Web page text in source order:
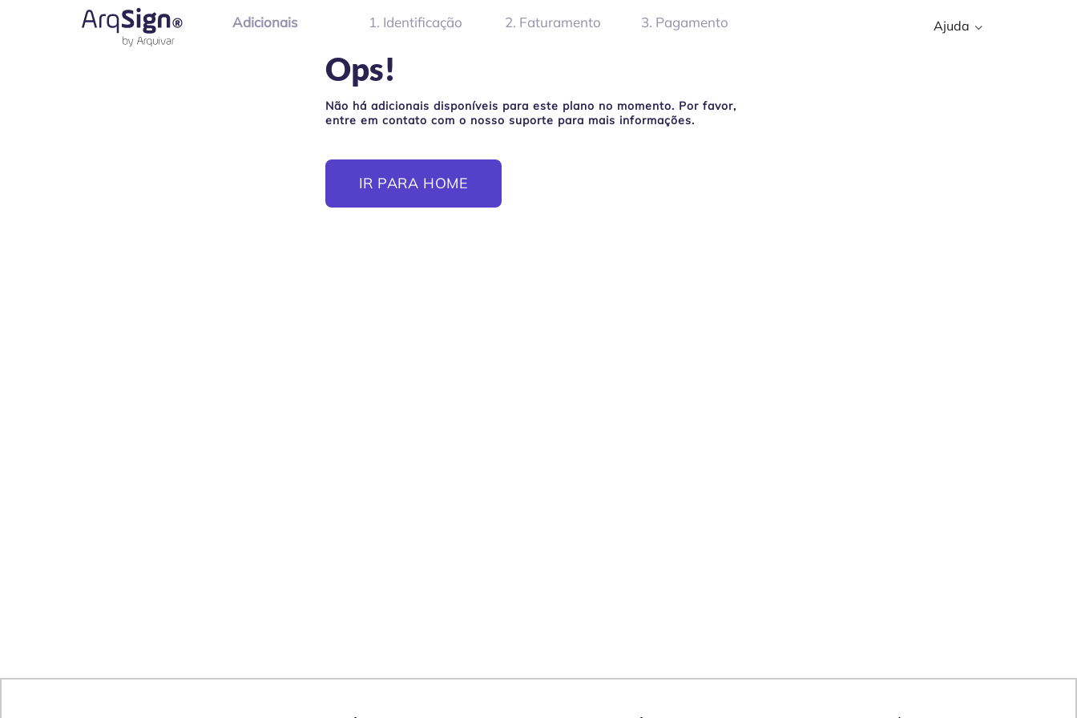
Adicionais 1. Identificação 2. Faturamento 3. Pagamento Ajuda
Ops!
Não há adicionais disponíveis para este plano no momento. Por favor,
entre em contato com o nosso suporte para mais informações.
IR PARA HOME